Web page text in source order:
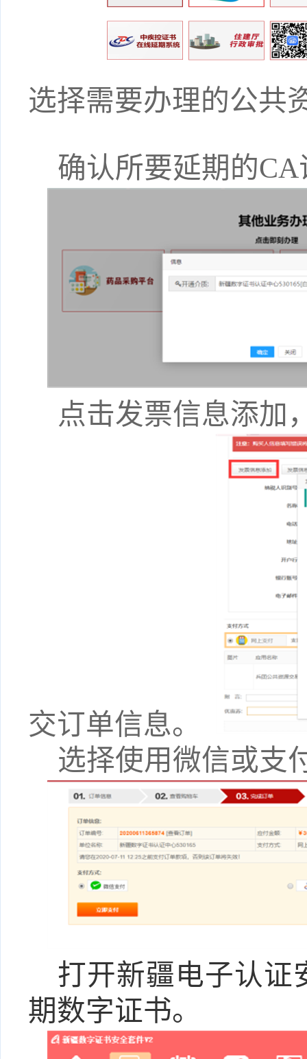
选择需要办理的公共
确认所要延期的CA
点击发票信息添加
交订单信息。
选择使用微信或支
打开新疆电子认证
期数字证书。